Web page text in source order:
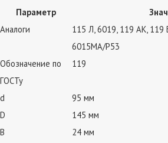
Параметр
Аналоги
115 Л, 6019, 119 АК, 119
6015MA/P53
Обозначение по
ГОСТу
119
d
95 мм
D
145 мм
B
24 мм